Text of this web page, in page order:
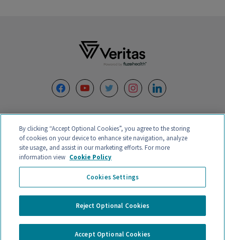
facebookyoutubetwitterinstagram
linkedin
VERITAS INTERCONTINENTAL – CALLE ORENSE 58, 2ºC-D, 28020,
28046 MADRID, ESPAÑA – CIF B88132907 – CENTRO MÉDICO
Condições gerais de contratação
Política de Cookies
By clicking “Accept Optional Cookies”, you agree to the storing
of cookies on your device to enhance site navigation, analyze
site usage, and assist in our marketing efforts. For more
information view Cookie Policy
Cookies Settings
Reject Optional Cookies
Accept Optional Cookies